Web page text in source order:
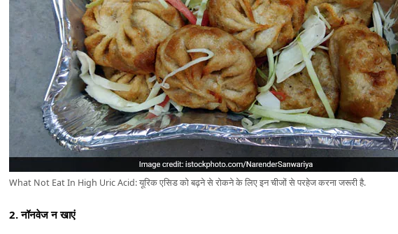
What Not Eat In High Uric Acid: यूरिक एसिड को बढ़ने से रोकने के लिए इन चीजों से परहेज करना जरूरी है.​
2. नॉनवेज न खाएं